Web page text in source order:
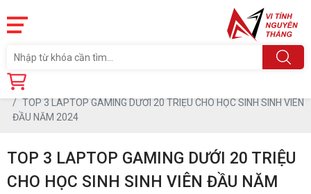
Trang chủ
TOP 3 LAPTOP GAMING DƯỚI 20 TRIỆU CHO HỌC SINH SINH VIÊN
ĐẦU NĂM 2024
TOP 3 LAPTOP GAMING DƯỚI 20 TRIỆU
CHO HỌC SINH SINH VIÊN ĐẦU NĂM